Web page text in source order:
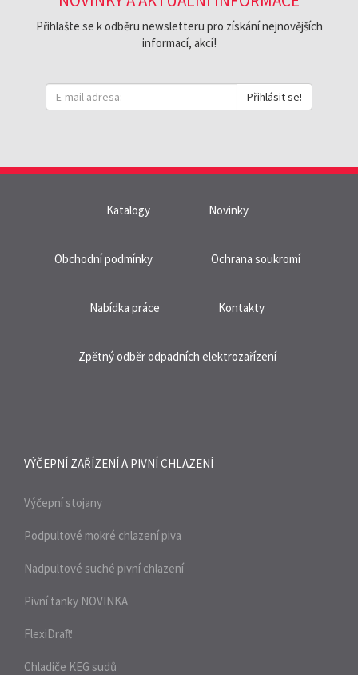
Přihlašte se k odběru newsletteru pro získání nejnovějších
informací, akcí!
Přihlásit se!
Katalogy Novinky
Obchodní podmínky Ochrana soukromí
Nabídka práce Kontakty
Zpětný odběr odpadních elektrozařízení
VÝČEPNÍ ZAŘÍZENÍ A PIVNÍ CHLAZENÍ
Výčepní stojany
Podpultové mokré chlazení piva
Nadpultové suché pivní chlazení
Pivní tanky NOVINKA
FlexiDraft™
Chladiče KEG sudů